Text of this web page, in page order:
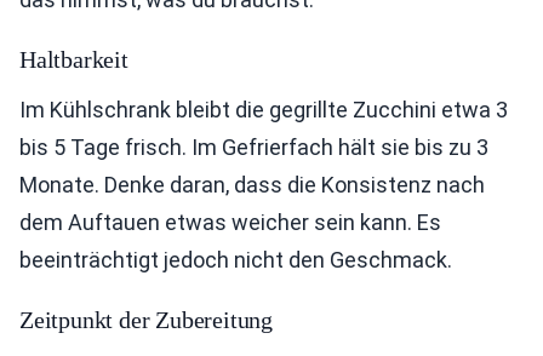
Haltbarkeit
Im Kühlschrank bleibt die gegrillte Zucchini etwa 3
bis 5 Tage frisch. Im Gefrierfach hält sie bis zu 3
Monate. Denke daran, dass die Konsistenz nach
dem Auftauen etwas weicher sein kann. Es
beeinträchtigt jedoch nicht den Geschmack.
Zeitpunkt der Zubereitung